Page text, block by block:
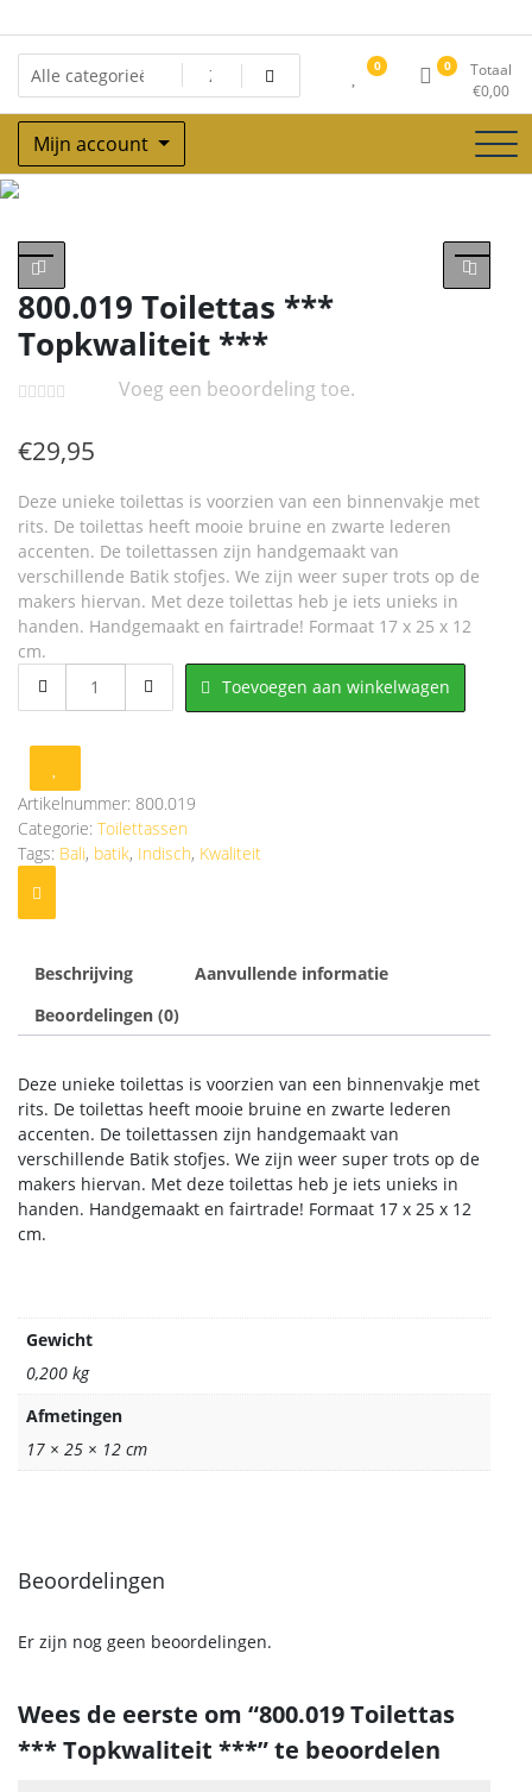
naar
de
inhoud
0 0
Totaal
€0,00
Mijn account
800.019 Toilettas ***
Topkwaliteit ***
Voeg een beoordeling toe.
€29,95
Deze unieke toilettas is voorzien van een binnenvakje met
rits. De toilettas heeft mooie bruine en zwarte lederen
accenten. De toilettassen zijn handgemaakt van
verschillende Batik stofjes. We zijn weer super trots op de
makers hiervan. Met deze toilettas heb je iets unieks in
handen. Handgemaakt en fairtrade! Formaat 17 x 25 x 12
cm.
Toilettas
Topkwaliteit
aantal
Toevoegen aan winkelwagen
Artikelnummer: 800.019
Categorie: Toilettassen
Tags: Bali, batik, Indisch, Kwaliteit
Beschrijving
Aanvullende informatie
Beoordelingen (0)
Deze unieke toilettas is voorzien van een binnenvakje met
rits. De toilettas heeft mooie bruine en zwarte lederen
accenten. De toilettassen zijn handgemaakt van
verschillende Batik stofjes. We zijn weer super trots op de
makers hiervan. Met deze toilettas heb je iets unieks in
handen. Handgemaakt en fairtrade! Formaat 17 x 25 x 12
cm.
Gewicht
0,200 kg
Afmetingen
17 × 25 × 12 cm
Beoordelingen
Er zijn nog geen beoordelingen.
Wees de eerste om “800.019 Toilettas
*** Topkwaliteit ***” te beoordelen